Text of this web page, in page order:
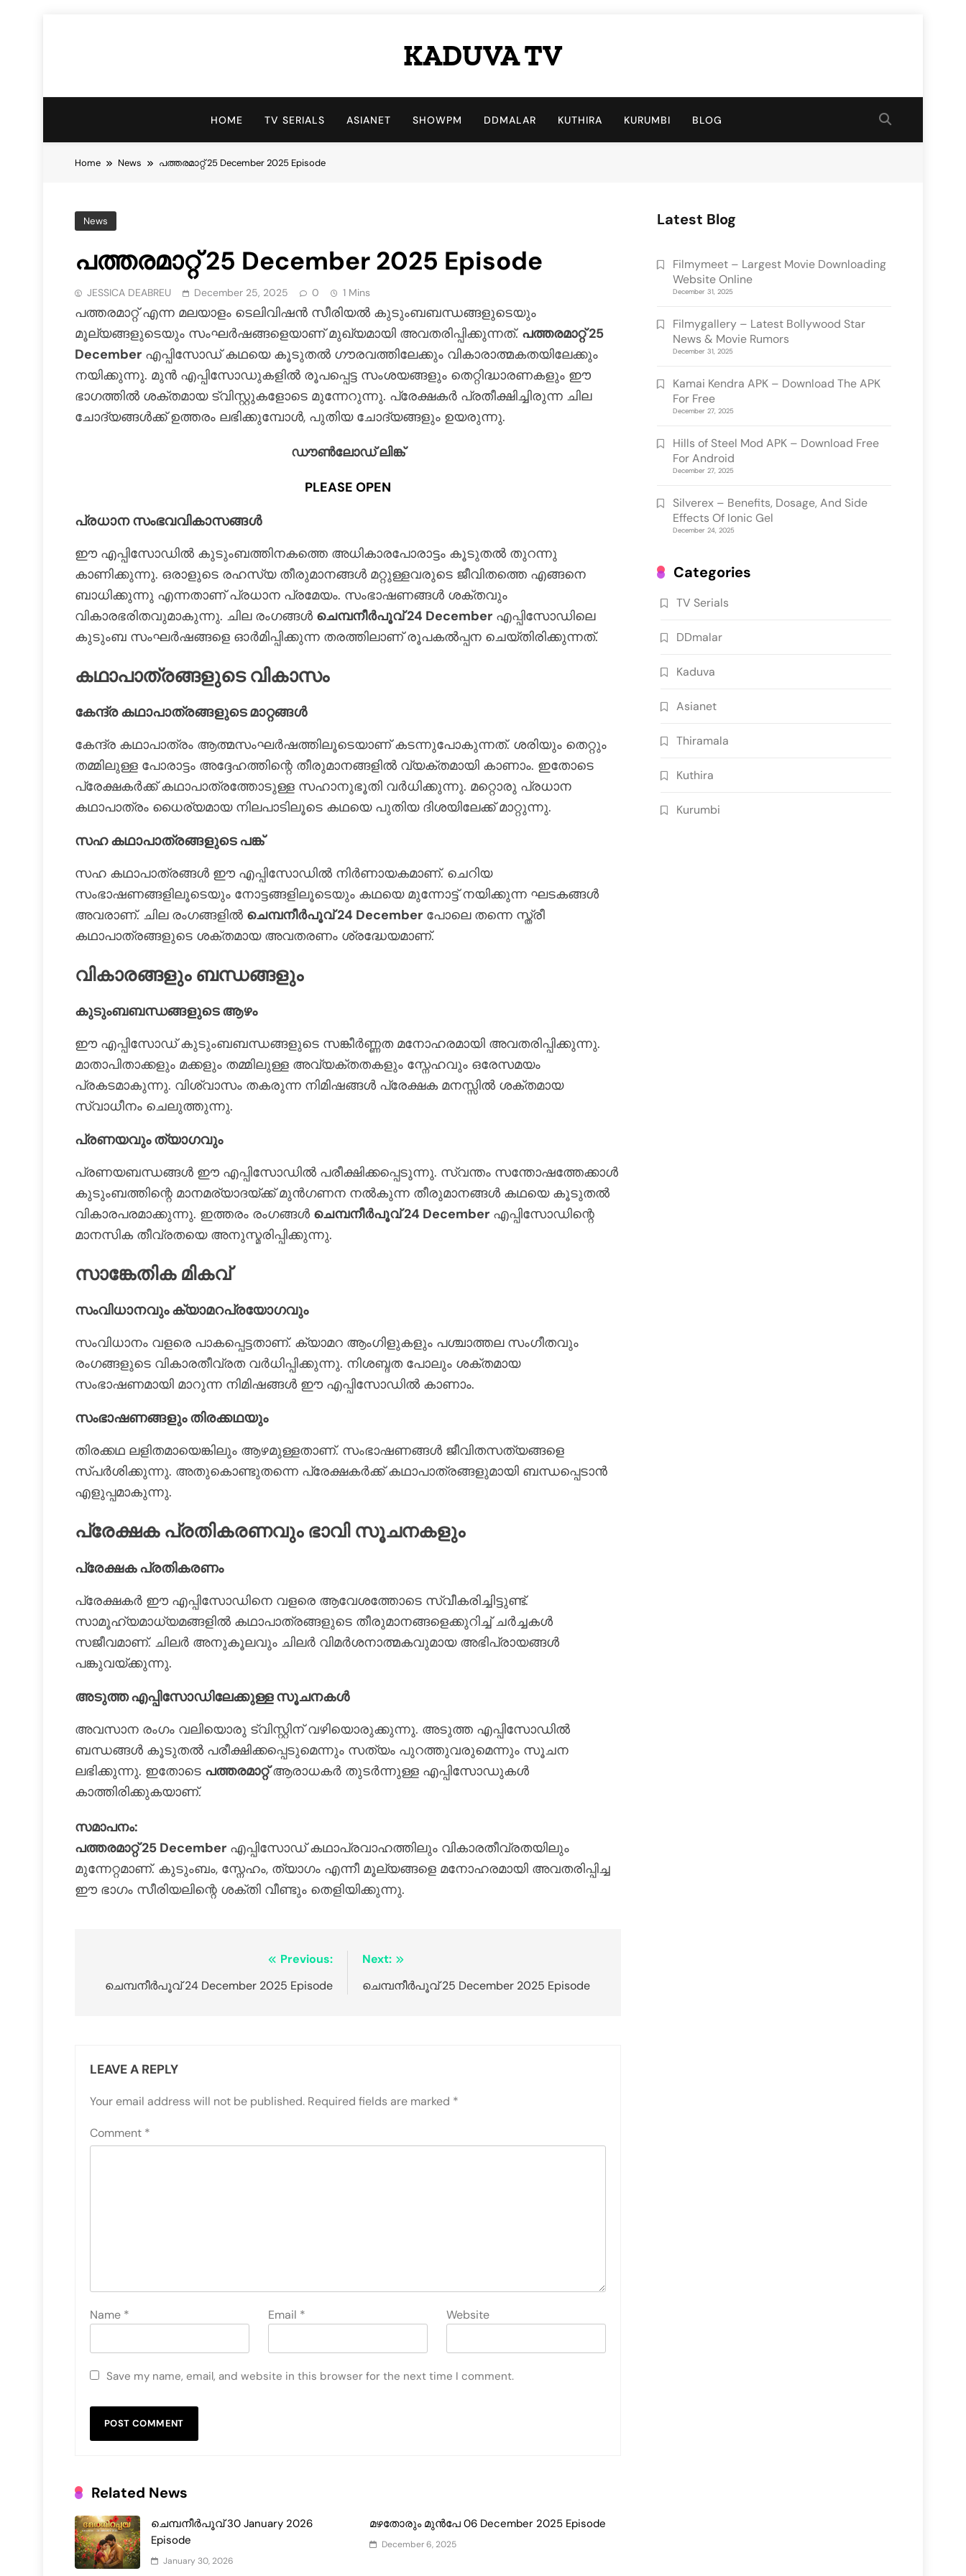
KADUVA TV
HOME TV SERIALS ASIANET SHOWPM DDMALAR KUTHIRA KURUMBI BLOG
Home News പത്തരമാറ്റ് 25 December 2025 Episode
News
പത്തരമാറ്റ് 25 December 2025 Episode
JESSICA DEABREU December 25, 2025 0 1 Mins
പത്തരമാറ്റ് എന്ന മലയാളം ടെലിവിഷൻ സീരിയൽ കുടുംബബന്ധങ്ങളുടെയും
മൂല്യങ്ങളുടെയും സംഘർഷങ്ങളെയാണ് മുഖ്യമായി അവതരിപ്പിക്കുന്നത്. പത്തരമാറ്റ് 25
December എപ്പിസോഡ് കഥയെ കൂടുതൽ ഗൗരവത്തിലേക്കും വികാരാത്മകതയിലേക്കും
നയിക്കുന്നു. മുൻ എപ്പിസോഡുകളിൽ രൂപപ്പെട്ട സംശയങ്ങളും തെറ്റിദ്ധാരണകളും ഈ
ഭാഗത്തിൽ ശക്തമായ ട്വിസ്റ്റുകളോടെ മുന്നേറുന്നു. പ്രേക്ഷകർ പ്രതീക്ഷിച്ചിരുന്ന ചില
ചോദ്യങ്ങൾക്ക് ഉത്തരം ലഭിക്കുമ്പോൾ, പുതിയ ചോദ്യങ്ങളും ഉയരുന്നു.
ഡൗൺലോഡ് ലിങ്ക്
PLEASE OPEN
പ്രധാന സംഭവവികാസങ്ങൾ
ഈ എപ്പിസോഡിൽ കുടുംബത്തിനകത്തെ അധികാരപോരാട്ടം കൂടുതൽ തുറന്നു
കാണിക്കുന്നു. ഒരാളുടെ രഹസ്യ തീരുമാനങ്ങൾ മറ്റുള്ളവരുടെ ജീവിതത്തെ എങ്ങനെ
ബാധിക്കുന്നു എന്നതാണ് പ്രധാന പ്രമേയം. സംഭാഷണങ്ങൾ ശക്തവും
വികാരഭരിതവുമാകുന്നു. ചില രംഗങ്ങൾ ചെമ്പനീർപൂവ് 24 December എപ്പിസോഡിലെ
കുടുംബ സംഘർഷങ്ങളെ ഓർമിപ്പിക്കുന്ന തരത്തിലാണ് രൂപകൽപ്പന ചെയ്തിരിക്കുന്നത്.
കഥാപാത്രങ്ങളുടെ വികാസം
കേന്ദ്ര കഥാപാത്രങ്ങളുടെ മാറ്റങ്ങൾ
കേന്ദ്ര കഥാപാത്രം ആത്മസംഘർഷത്തിലൂടെയാണ് കടന്നുപോകുന്നത്. ശരിയും തെറ്റും
തമ്മിലുള്ള പോരാട്ടം അദ്ദേഹത്തിന്റെ തീരുമാനങ്ങളിൽ വ്യക്തമായി കാണാം. ഇതോടെ
പ്രേക്ഷകർക്ക് കഥാപാത്രത്തോടുള്ള സഹാനുഭൂതി വർധിക്കുന്നു. മറ്റൊരു പ്രധാന
കഥാപാത്രം ധൈര്യമായ നിലപാടിലൂടെ കഥയെ പുതിയ ദിശയിലേക്ക് മാറ്റുന്നു.
സഹ കഥാപാത്രങ്ങളുടെ പങ്ക്
സഹ കഥാപാത്രങ്ങൾ ഈ എപ്പിസോഡിൽ നിർണായകമാണ്. ചെറിയ
സംഭാഷണങ്ങളിലൂടെയും നോട്ടങ്ങളിലൂടെയും കഥയെ മുന്നോട്ട് നയിക്കുന്ന ഘടകങ്ങൾ
അവരാണ്. ചില രംഗങ്ങളിൽ ചെമ്പനീർപൂവ് 24 December പോലെ തന്നെ സ്ത്രീ
കഥാപാത്രങ്ങളുടെ ശക്തമായ അവതരണം ശ്രദ്ധേയമാണ്.
വികാരങ്ങളും ബന്ധങ്ങളും
കുടുംബബന്ധങ്ങളുടെ ആഴം
ഈ എപ്പിസോഡ് കുടുംബബന്ധങ്ങളുടെ സങ്കീർണ്ണത മനോഹരമായി അവതരിപ്പിക്കുന്നു.
മാതാപിതാക്കളും മക്കളും തമ്മിലുള്ള അവ്യക്തതകളും സ്നേഹവും ഒരേസമയം
പ്രകടമാകുന്നു. വിശ്വാസം തകരുന്ന നിമിഷങ്ങൾ പ്രേക്ഷക മനസ്സിൽ ശക്തമായ
സ്വാധീനം ചെലുത്തുന്നു.
പ്രണയവും ത്യാഗവും
പ്രണയബന്ധങ്ങൾ ഈ എപ്പിസോഡിൽ പരീക്ഷിക്കപ്പെടുന്നു. സ്വന്തം സന്തോഷത്തേക്കാൾ
കുടുംബത്തിന്റെ മാനമര്യാദയ്ക്ക് മുൻഗണന നൽകുന്ന തീരുമാനങ്ങൾ കഥയെ കൂടുതൽ
വികാരപരമാക്കുന്നു. ഇത്തരം രംഗങ്ങൾ ചെമ്പനീർപൂവ് 24 December എപ്പിസോഡിന്റെ
മാനസിക തീവ്രതയെ അനുസ്മരിപ്പിക്കുന്നു.
സാങ്കേതിക മികവ്
സംവിധാനവും ക്യാമറപ്രയോഗവും
സംവിധാനം വളരെ പാകപ്പെട്ടതാണ്. ക്യാമറ ആംഗിളുകളും പശ്ചാത്തല സംഗീതവും
രംഗങ്ങളുടെ വികാരതീവ്രത വർധിപ്പിക്കുന്നു. നിശബ്ദത പോലും ശക്തമായ
സംഭാഷണമായി മാറുന്ന നിമിഷങ്ങൾ ഈ എപ്പിസോഡിൽ കാണാം.
സംഭാഷണങ്ങളും തിരക്കഥയും
തിരക്കഥ ലളിതമായെങ്കിലും ആഴമുള്ളതാണ്. സംഭാഷണങ്ങൾ ജീവിതസത്യങ്ങളെ
സ്പർശിക്കുന്നു. അതുകൊണ്ടുതന്നെ പ്രേക്ഷകർക്ക് കഥാപാത്രങ്ങളുമായി ബന്ധപ്പെടാൻ
എളുപ്പമാകുന്നു.
പ്രേക്ഷക പ്രതികരണവും ഭാവി സൂചനകളും
പ്രേക്ഷക പ്രതികരണം
പ്രേക്ഷകർ ഈ എപ്പിസോഡിനെ വളരെ ആവേശത്തോടെ സ്വീകരിച്ചിട്ടുണ്ട്.
സാമൂഹ്യമാധ്യമങ്ങളിൽ കഥാപാത്രങ്ങളുടെ തീരുമാനങ്ങളെക്കുറിച്ച് ചർച്ചകൾ
സജീവമാണ്. ചിലർ അനുകൂലവും ചിലർ വിമർശനാത്മകവുമായ അഭിപ്രായങ്ങൾ
പങ്കുവയ്ക്കുന്നു.
അടുത്ത എപ്പിസോഡിലേക്കുള്ള സൂചനകൾ
അവസാന രംഗം വലിയൊരു ട്വിസ്റ്റിന് വഴിയൊരുക്കുന്നു. അടുത്ത എപ്പിസോഡിൽ
ബന്ധങ്ങൾ കൂടുതൽ പരീക്ഷിക്കപ്പെടുമെന്നും സത്യം പുറത്തുവരുമെന്നും സൂചന
ലഭിക്കുന്നു. ഇതോടെ പത്തരമാറ്റ്ആരാധകർ തുടർന്നുള്ള എപ്പിസോഡുകൾ
കാത്തിരിക്കുകയാണ്.
സമാപനം:
പത്തരമാറ്റ് 25 December എപ്പിസോഡ് കഥാപ്രവാഹത്തിലും വികാരതീവ്രതയിലും
മുന്നേറ്റമാണ്. കുടുംബം, സ്നേഹം, ത്യാഗം എന്നീ മൂല്യങ്ങളെ മനോഹരമായി അവതരിപ്പിച്ച
ഈ ഭാഗം സീരിയലിന്റെ ശക്തി വീണ്ടും തെളിയിക്കുന്നു.
Previous:
ചെമ്പനീർപൂവ് 24 December 2025 Episode
Next:
ചെമ്പനീർപൂവ് 25 December 2025 Episode
LEAVE A REPLY
Your email address will not be published. Required fields are marked *
Comment *
Name * Email * Website
Save my name, email, and website in this browser for the next time I comment.
Related News
ചെമ്പനീർപൂവ് 30 January 2026
Episode
January 30, 2026
മഴതോരും മുൻപേ 06 December 2025 Episode
December 6, 2025
Latest Blog
Filmymeet – Largest Movie Downloading
Website Online
December 31, 2025
Filmygallery – Latest Bollywood Star
News & Movie Rumors
December 31, 2025
Kamai Kendra APK – Download The APK
For Free
December 27, 2025
Hills of Steel Mod APK – Download Free
For Android
December 27, 2025
Silverex – Benefits, Dosage, And Side
Effects Of Ionic Gel
December 24, 2025
Categories
TV Serials
DDmalar
Kaduva
Asianet
Thiramala
Kuthira
Kurumbi